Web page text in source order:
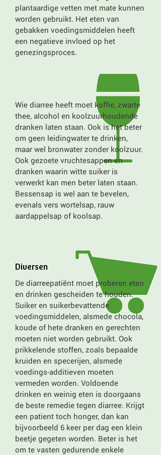
plantaardige vetten met mate kunnen
worden gebruikt. Het eten van
gebakken voedingsmiddelen heeft
een negatieve invloed op het
genezingsproces.
Wie diarree heeft moet koffie, zwarte
thee, alcohol en koolzuurhoudende
dranken laten staan. Ook is het beter
om geen leidingwater te drinken,
maar wel bronwater zonder koolzuur.
Ook gezoete vruchtesappen en
dranken waarin witte suiker is
verwerkt kan men beter laten staan.
Bessensap is wel aan te bevelen,
evenals vers wortelsap, rauw
aardappelsap of koolsap.
Diversen
De diarreepatiënt moet proberen eten
en drinken gescheiden te houden.
Suiker en suikerbevattende
voedingsmiddelen, alsmede chocola,
koude of hete dranken en gerechten
moeten niet worden gebruikt. Ook
prikkelende stoffen, zoals bepaalde
kruiden en specerijen, alsmede
voedings-additieven moeten
vermeden worden. Voldoende
drinken en weinig eten is doorgaans
de beste remedie tegen diarree. Krijgt
een patient toch honger, dan kan
bijvoorbeeld 6 keer per dag een klein
beetje gegeten worden. Beter is het
om te vasten gedurende enkele